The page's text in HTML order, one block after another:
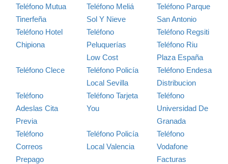
Teléfono Mutua
Tinerfeña
Teléfono Meliá
Sol Y Nieve
Teléfono Parque
San Antonio
Teléfono Hotel
Chipiona
Teléfono
Peluquerías
Low Cost
Teléfono Regsiti
Teléfono Riu
Plaza España
Teléfono Clece
Teléfono Policía
Local Sevilla
Teléfono Endesa
Distribucion
Teléfono
Adeslas Cita
Previa
Teléfono Tarjeta
You
Teléfono
Universidad De
Granada
Teléfono
Correos
Prepago
Teléfono Policía
Local Valencia
Teléfono
Vodafone
Facturas